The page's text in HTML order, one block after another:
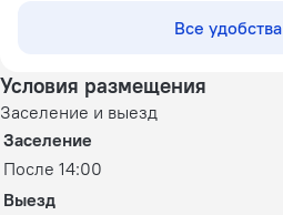
Все удобства
Условия размещения
Заселение и выезд
Заселение
После 14:00
Выезд